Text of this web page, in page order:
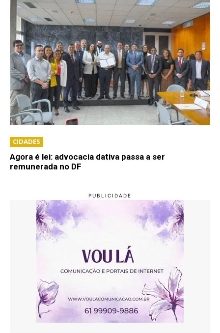
CIDADES
Agora é lei: advocacia dativa passa a ser
remunerada no DF